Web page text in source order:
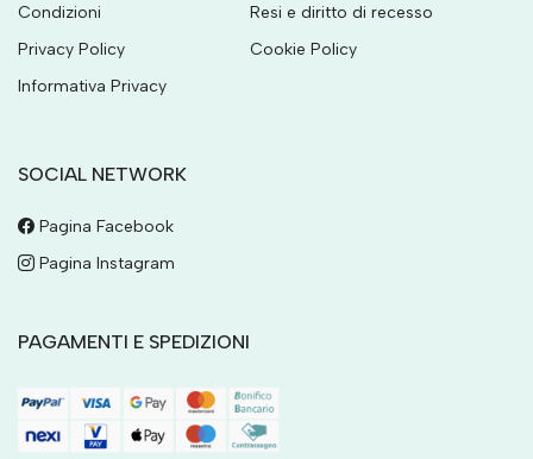
Condizioni
Resi e diritto di recesso
Privacy Policy
Cookie Policy
Informativa Privacy
SOCIAL NETWORK
Pagina Facebook
Pagina Instagram
PAGAMENTI E SPEDIZIONI